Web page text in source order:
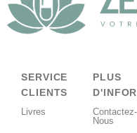
SERVICE
CLIENTS
Livres
PLUS
Contactez-
Nous